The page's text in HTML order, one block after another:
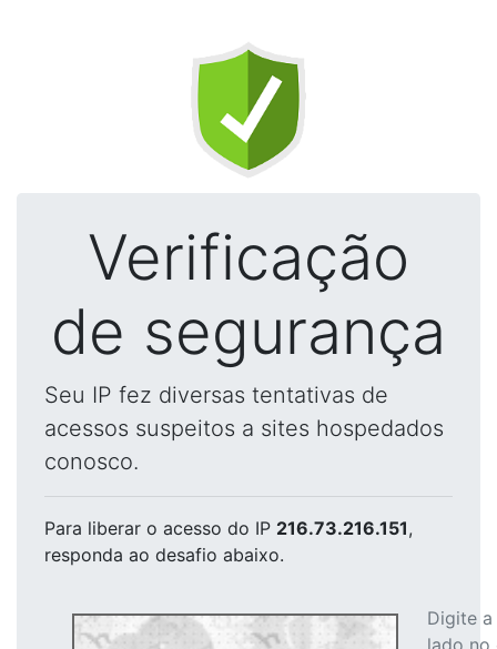
Verificação
de segurança
Seu IP fez diversas tentativas de
acessos suspeitos a sites hospedados
conosco.
Para liberar o acesso do IP 216.73.216.151,
responda ao desafio abaixo.
Digite
lado no